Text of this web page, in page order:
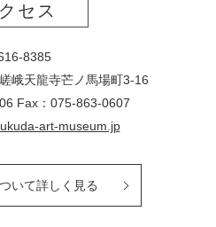
セス
8385
峨天龍寺芒ノ馬場町3-16
Fax：075-863-0607
art-museum.jp
いて詳しく見る